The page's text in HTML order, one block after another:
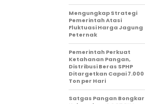
Mengungkap Strategi
Pemerintah Atasi
Fluktuasi Harga Jagung
Peternak
Pemerintah Perkuat
Ketahanan Pangan,
Distribusi Beras SPHP
Ditargetkan Capai 7.000
Ton per Hari
Satgas Pangan Bongkar